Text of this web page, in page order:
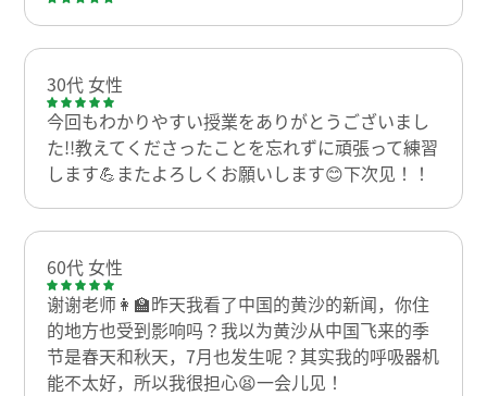
30代 女性
今回もわかりやすい授業をありがとうございまし
た!!教えてくださったことを忘れずに頑張って練習
します💪またよろしくお願いします😊下次见！！
60代 女性
谢谢老师👩‍🏫昨天我看了中国的黄沙的新闻，你住
的地方也受到影响吗？我以为黄沙从中国飞来的季
节是春天和秋天，7月也发生呢？其实我的呼吸器机
能不太好，所以我很担心😫一会儿见！